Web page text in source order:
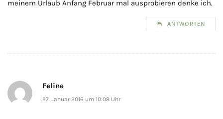
meinem Urlaub Anfang Februar mal ausprobieren denke ich.
ANTWORTEN
Feline
27. Januar 2016 um 10:08 Uhr